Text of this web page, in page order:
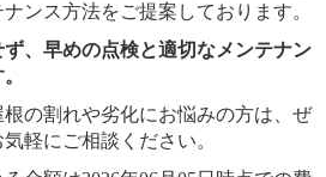
ンス方法をご提案しております。
、早めの点検と適切なメンテナン
の割れや劣化にお悩みの方は、ぜ
軽にご相談ください。